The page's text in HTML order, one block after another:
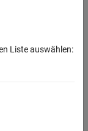
interactively
Liste auswählen: